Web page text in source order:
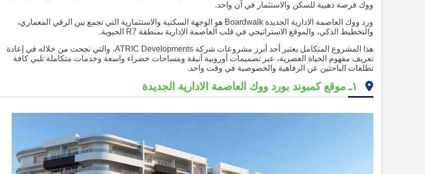
ووك فرصة ذهبية للسكن والاستثمار في آن واحد.
ورد ووك العاصمة الادارية الجديدة Boardwalk هو الوجهة السكنية والاستثمارية التي تجمع بين الرقي المعماري،
والتخطيط الذكي، والموقع الاستراتيجي في قلب العاصمة الإدارية بمنطقة R7 الحيوية.
هذا المشروع المتكامل يعتبر أحد أبرز مشروعات شركة ATRIC Developments، والتي نجحت من خلاله في إعادة
تعريف مفهوم الحياة العصرية، عبر تصميمات أوروبية أنيقة ومساحات خضراء واسعة وخدمات متكاملة تلبي كافة
تطلعات الباحثين عن الرفاهية والخصوصية في وقت واحد.